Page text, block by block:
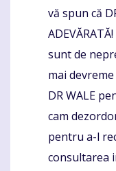
vă spun că
sunt de
mai
DR WALE
cam
pentru a-l
consultarea